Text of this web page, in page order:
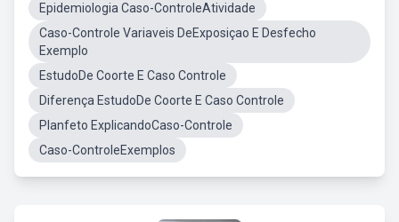
Epidemiologia Caso-ControleAtividade
Caso-Controle Variaveis DeExposiçao E Desfecho
Exemplo
EstudoDe Coorte E Caso Controle
Diferença EstudoDe Coorte E Caso Controle
Planfeto ExplicandoCaso-Controle
Caso-ControleExemplos